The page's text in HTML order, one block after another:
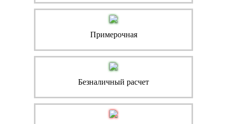
Примерочная
Безналичный расчет